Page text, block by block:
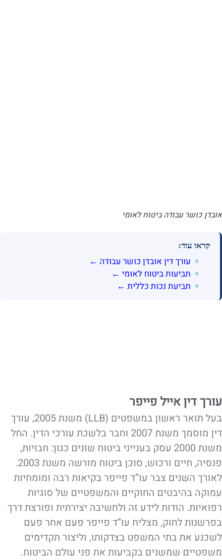
אובדן כושר עבודה ביטוח לאומי
קראו עוד:
עורך דין אובדן כושר עבודה ←
תביעות ביטוח לאומי ←
תביעת נכות כללית ←
עורך דין אייל פייפר
בעל תואר ראשון במשפטים (LLB) משנת 2005, עורך
דין מוסמך משנת 2007 וחבר בלשכת עורכי הדין. החל
משנת 2000 עסק בענייני ביטוח שונים כגון: חבויות,
פנסיה, חיים ורכוש, סוכן ביטוח מורשה משנת 2003.
לאורך השנים צבר עו”ד פייפר בקיאות רבה ומומחיות
עמוקה בהיבטים החוקיים והמשפטיים של סוגיות
רפואיות. הודות לידע זה ולחשיבה יצירתית ופורצת דרך
בפרשנות לחוק, מצליח עו”ד פייפר פעם אחר פעם
לשכנע את בתי המשפט בצדקותו, וליצור תקדימים
משפטיים שמשנים בקביעות את פני עולם הביטוח.